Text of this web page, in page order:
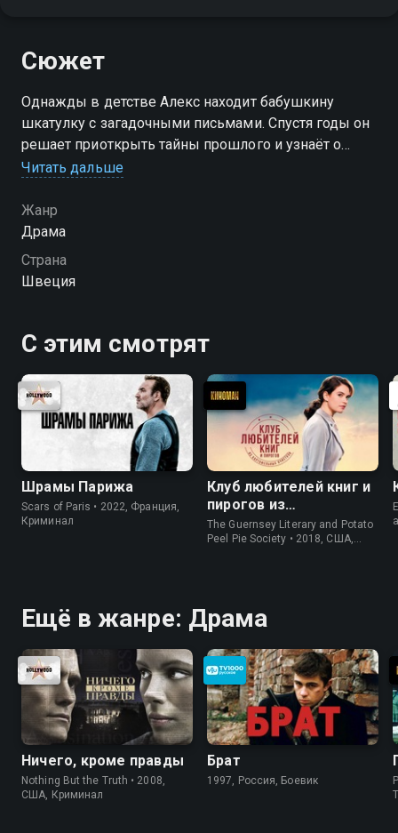
Сюжет
Однажды в детстве Алекс находит бабушкину
шкатулку с загадочными письмами. Спустя годы он
решает приоткрыть тайны прошлого и узнаёт о
драматичном любовном треугольнике, повлиявшем
Читать дальше
Жанр
Драма
Страна
Швеция
С этим смотрят
Шрамы Парижа
Scars of Paris • 2022, Франция,
Криминал
Клуб любителей книг и
пирогов из
картофельных
очистков
The Guernsey Literary and Potato
Peel Pie Society • 2018, США,
Ещё в жанре: Драма
Ничего, кроме правды
Nothing But the Truth • 2008,
США, Криминал
Брат
1997, Россия, Боевик